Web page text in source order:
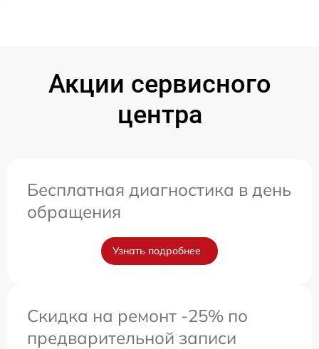
Акции сервисного
центра
Бесплатная диагностика в день
обращения
Узнать подробнее
Скидка на ремонт -25% по
предварительной записи